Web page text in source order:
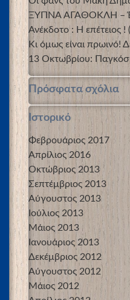
ΞΥΠΝΑ ΑΓΑΘΟΚΛΗ –
Ανέκδοτο : Η επέτειος !
Κι όμως είναι πρωινό!
13 Οκτωβρίου:
Πρόσφατα σχόλια
Ιστορικό
Φεβρουάριος 2017
Απρίλιος 2016
Οκτώβριος 2013
Σεπτέμβριος 2013
Αύγουστος 2013
Ιούλιος 2013
Μάιος 2013
Ιανουάριος 2013
Δεκέμβριος 2012
Αύγουστος 2012
Μάιος 2012